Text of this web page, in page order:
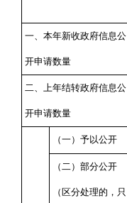
一、本年新收政府信息公
开申请数量
二、上年结转政府信息公
开申请数量
（一）予以公开
（二）部分公开
（区分处理的，只